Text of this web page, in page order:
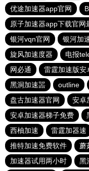
优途加速器app官网
原子加速器app下载官网
银河vqn官网
银河加
旋风加速度器
电报
网必通
雷霆加速版安
黑洞加速噐
outline
盘古加速器官网
安卓
安卓加速器梯子免费
西柚加速
雷霆加器速
推特加速免费软件
蘑
加速器试用两小时
黑